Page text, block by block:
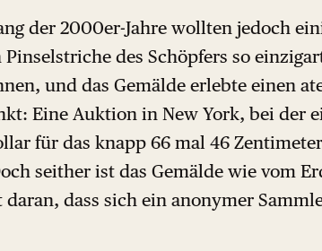
der 2000er-Jahre wollten jedoch
des Schöpfers so
und das Gemälde erlebte einen
Eine Auktion in New York, bei der
für das knapp 66 mal 46
seither ist das Gemälde wie vom
dass sich ein anonymer